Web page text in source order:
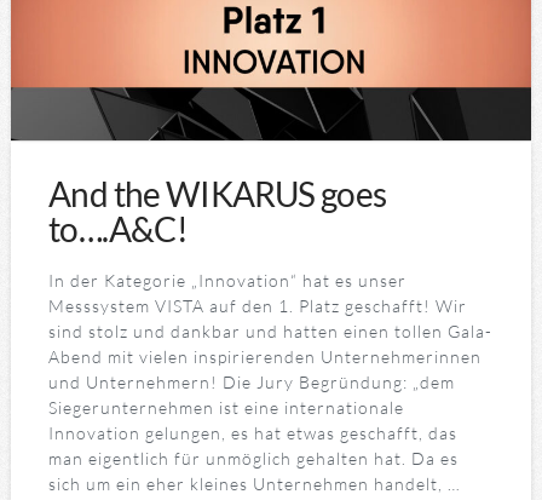
And the WIKARUS goes
to….A&C!
In der Kategorie „Innovation“ hat es unser
Messsystem VISTA auf den 1. Platz geschafft! Wir
sind stolz und dankbar und hatten einen tollen Gala-
Abend mit vielen inspirierenden Unternehmerinnen
und Unternehmern! Die Jury Begründung: „dem
Siegerunternehmen ist eine internationale
Innovation gelungen, es hat etwas geschafft, das
man eigentlich für unmöglich gehalten hat. Da es
sich um ein eher kleines Unternehmen handelt, …